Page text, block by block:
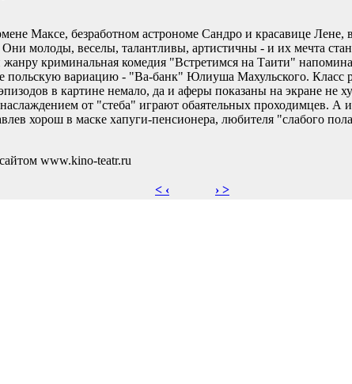
Максе, безработном астрономе Сандро и красавице
молоды, веселы, талантливы, артистичны - и их мечта
жанру криминальная комедия "Встретимся на Таити"
польскую вариацию - "Ва-банк" Юлиуша Махульского. Класс
в картине немало, да и аферы показаны на экране не
от "стеба" играют обаятельных проходимцев. А
хорош в маске хапуги-пенсионера, любителя "слабого
www.kino-teatr.ru
< ‹ › >